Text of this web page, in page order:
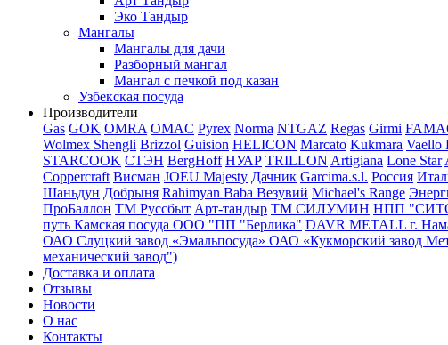
Эко Тандыр
Мангалы
Мангалы для дачи
Разборный мангал
Мангал с печкой под казан
Узбекская посуда
Производители
Gas GOK OMRA OMAC Pyrex Norma NTGAZ Regas Girmi
Wolmex Shengli Brizzol Guision HELICON Marcato Kukmara Vaello
STARCOOK СТЭН BergHoff НУАР TRILLON Artigiana Lone Star
Coppercraft Висман JOEU Majesty Дачник Garcima.s.l. Россия
Шаньдун Добрыня Rahimyan Baba Везувий Michael's Range
ПроБаллон ТМ Руссбыт Арт-тандыр ТМ СИЛУМИН НПП
путь Камская посуда ООО "ПП "Берлика" DAVR METALL г.
ОАО Слуцкий завод «Эмальпосуда» ОАО «Кукморский завод
механический завод")
Доставка и оплата
Отзывы
Новости
О нас
Контакты